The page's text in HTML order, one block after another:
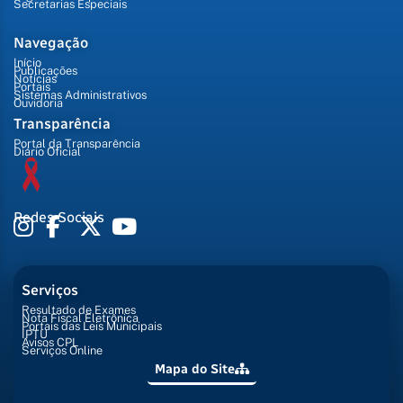
Secretarias Especiais
Navegação
Início
Publicações
Notícias
Portais
Sistemas Administrativos
Ouvidoria
Transparência
Portal da Transparência
Diário Oficial
Redes Sociais
Serviços
Resultado de Exames
Nota Fiscal Eletrônica
Portais das Leis Municipais
IPTU
Avisos CPL
Serviços Online
Mapa do Site